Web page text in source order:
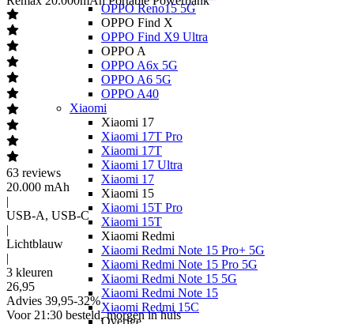
OPPO Reno15 5G
OPPO Find X
OPPO Find X9 Ultra
OPPO A
OPPO A6x 5G
OPPO A6 5G
OPPO A40
Xiaomi
Xiaomi 17
Xiaomi 17T Pro
Xiaomi 17T
Xiaomi 17 Ultra
Xiaomi 17
Xiaomi 15
Xiaomi 15T Pro
Xiaomi 15T
Xiaomi Redmi
Xiaomi Redmi Note 15 Pro+ 5G
Xiaomi Redmi Note 15 Pro 5G
Xiaomi Redmi Note 15 5G
Xiaomi Redmi Note 15
Xiaomi Redmi 15C
Overige
63 reviews
20.000 mAh
|
USB-A, USB-C
|
Lichtblauw
|
3 kleuren
26,95
Advies 39,95-32%
Voor 21:30 besteld, morgen in huis